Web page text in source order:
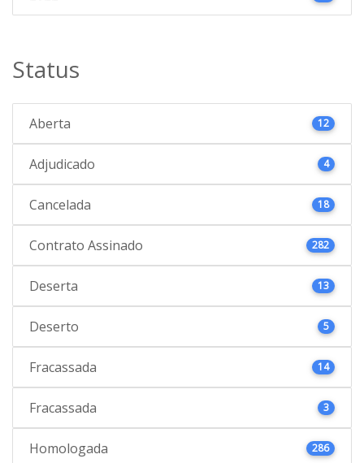
Status
Aberta 12
Adjudicado 4
Cancelada 18
Contrato Assinado 282
Deserta 13
Deserto 5
Fracassada 14
Fracassada 3
Homologada 286